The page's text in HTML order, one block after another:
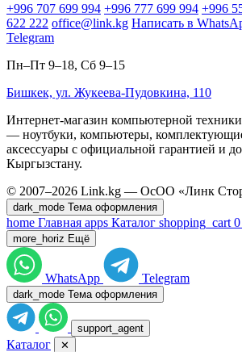
+996 707 699 994 +996 777 699 994 +996
622 222 office@link.kg Написать в
Telegram
Пн–Пт 9–18, Сб 9–15
Бишкек, ул. Жукеева-Пудовкина, 110
Интернет-магазин компьютерной
— ноутбуки, компьютеры,
аксессуары с официальной гарантией и
Кыргызстану.
© 2007–2026 Link.kg — ОсОО «Линк
dark_mode Тема оформления
home Главная apps Каталог shopping_cart 0
more_horiz Ещё
WhatsApp Telegram
dark_mode Тема оформления
support_agent
Каталог ✕